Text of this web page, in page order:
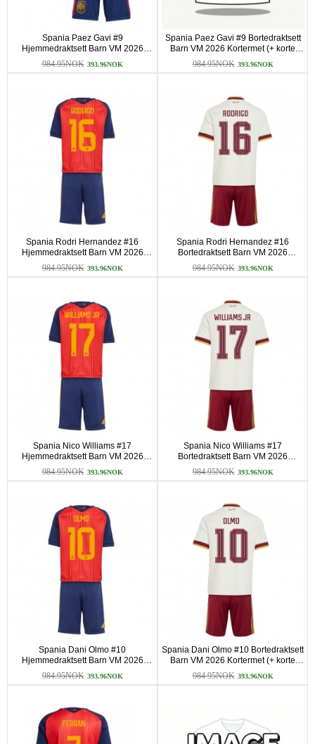
Spania Paez Gavi #9
Hjemmedraktsett Barn VM 2026
Kortermet (+ korte bukser)
984.95NOK 393.96NOK
Spania Paez Gavi #9 Bortedraktsett
Barn VM 2026 Kortermet (+ korte
bukser)
984.95NOK 393.96NOK
Spania Rodri Hernandez #16
Hjemmedraktsett Barn VM 2026
Kortermet (+ korte bukser)
984.95NOK 393.96NOK
Spania Rodri Hernandez #16
Bortedraktsett Barn VM 2026
Kortermet (+ korte bukser)
984.95NOK 393.96NOK
Spania Nico Williams #17
Hjemmedraktsett Barn VM 2026
Kortermet (+ korte bukser)
984.95NOK 393.96NOK
Spania Nico Williams #17
Bortedraktsett Barn VM 2026
Kortermet (+ korte bukser)
984.95NOK 393.96NOK
Spania Dani Olmo #10
Hjemmedraktsett Barn VM 2026
Kortermet (+ korte bukser)
984.95NOK 393.96NOK
Spania Dani Olmo #10 Bortedraktsett
Barn VM 2026 Kortermet (+ korte
bukser)
984.95NOK 393.96NOK